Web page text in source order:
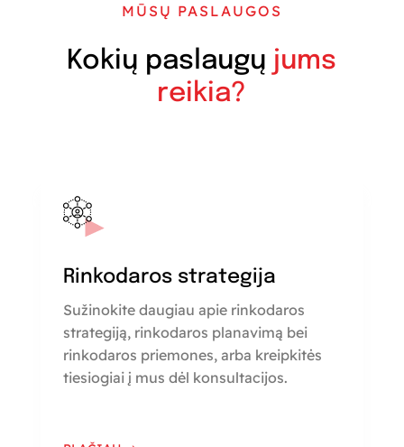
MŪSŲ PASLAUGOS
Kokių paslaugų jums
reikia?
Rinkodaros strategija
Sužinokite daugiau apie rinkodaros
strategiją, rinkodaros planavimą bei
rinkodaros priemones, arba kreipkitės
tiesiogiai į mus dėl konsultacijos.